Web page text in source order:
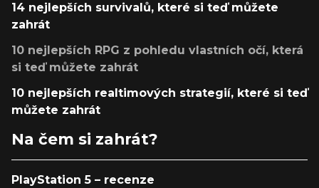
14 nejlepších survivalů, které si teď můžete
zahrát
10 nejlepších RPG z pohledu vlastních očí, která
si teď můžete zahrát
10 nejlepších realtimových strategií, které si teď
můžete zahrát
Na čem si zahrát?
PlayStation 5 – recenze